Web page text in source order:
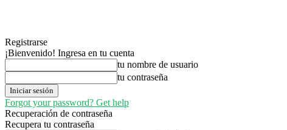
Registrarse
¡Bienvenido! Ingresa en tu cuenta
tu nombre de usuario
tu contraseña
Forgot your password? Get help
Recuperación de contraseña
Recupera tu contraseña